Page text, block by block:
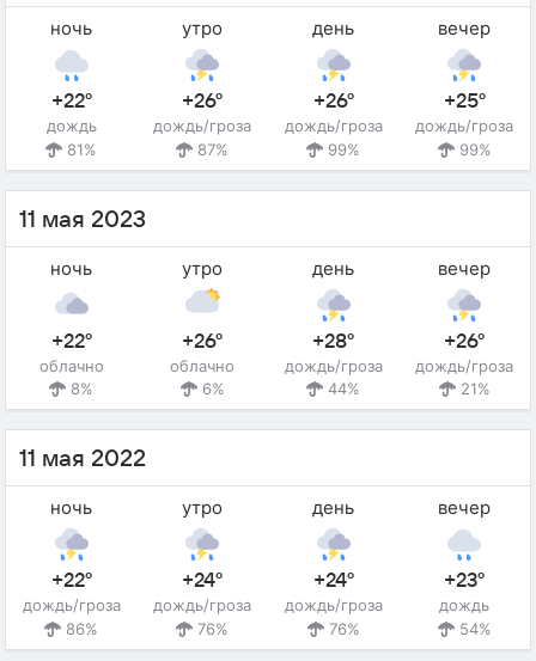
ночь
+22°
дождь
81%
утро
+26°
дождь/гроза
87%
день
+26°
дождь/гроза
99%
вечер
+25°
дождь/гроза
99%
11 мая 2023
ночь
+22°
облачно
8%
утро
+26°
облачно
6%
день
+28°
дождь/гроза
44%
вечер
+26°
дождь/гроза
21%
11 мая 2022
ночь
+22°
дождь/гроза
86%
утро
+24°
дождь/гроза
76%
день
+24°
дождь/гроза
76%
вечер
+23°
дождь
54%